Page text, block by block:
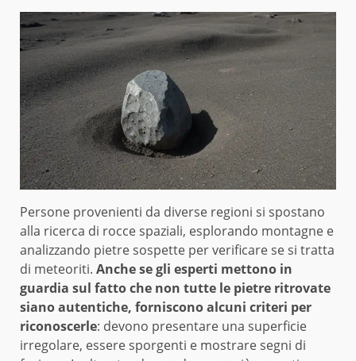
Persone provenienti da diverse regioni si spostano
alla ricerca di rocce spaziali, esplorando montagne e
analizzando pietre sospette per verificare se si tratta
di meteoriti. Anche se gli esperti mettono in
guardia sul fatto che non tutte le pietre ritrovate
siano autentiche, forniscono alcuni criteri per
riconoscerle: devono presentare una superficie
irregolare, essere sporgenti e mostrare segni di